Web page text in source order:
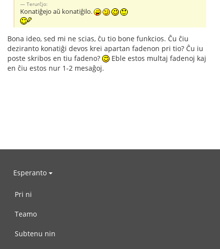
Terurĉjo:
Konatiĝejo aŭ konatiĝilo.
Bona ideo, sed mi ne scias, ĉu tio bone funkcios. Ĉu ĉiu
deziranto konatiĝi devos krei apartan fadenon pri tio? Ĉu iu
poste skribos en tiu fadeno?
Eble estos multaj fadenoj kaj
en ĉiu estos nur 1-2 mesaĝoj.
Esperanto
Pri ni
Teamo
Subtenu nin